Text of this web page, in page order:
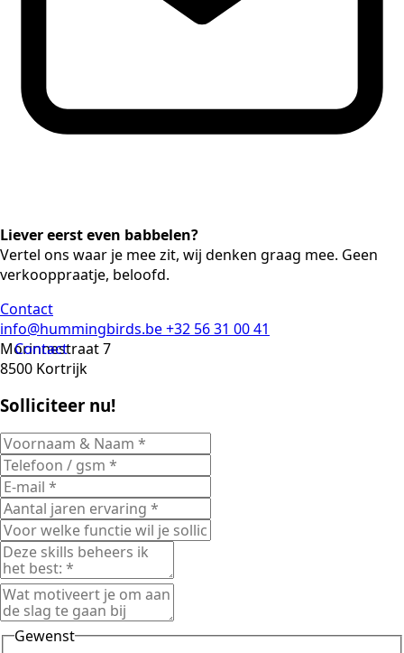
Liever eerst even babbelen?
Vertel ons waar je mee zit, wij denken graag mee. Geen
verkooppraatje, beloofd.
Contact
Contact
info@hummingbirds.be+32 56 31 00 41
Morinnestraat 7
8500 Kortrijk
Solliciteer nu!
Gewenst